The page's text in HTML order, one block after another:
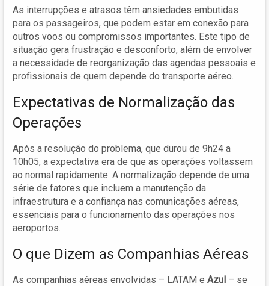
As interrupções e atrasos têm ansiedades embutidas
para os passageiros, que podem estar em conexão para
outros voos ou compromissos importantes. Este tipo de
situação gera frustração e desconforto, além de envolver
a necessidade de reorganização das agendas pessoais e
profissionais de quem depende do transporte aéreo.
Expectativas de Normalização das
Operações
Após a resolução do problema, que durou de 9h24 a
10h05, a expectativa era de que as operações voltassem
ao normal rapidamente. A normalização depende de uma
série de fatores que incluem a manutenção da
infraestrutura e a confiança nas comunicações aéreas,
essenciais para o funcionamento das operações nos
aeroportos.
O que Dizem as Companhias Aéreas
As companhias aéreas envolvidas – LATAM e Azul – se